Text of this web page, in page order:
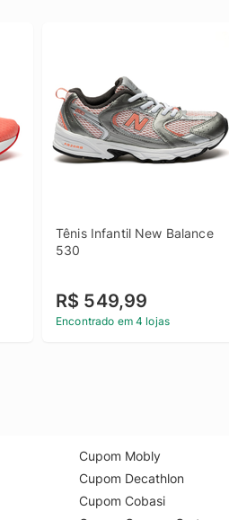
Tênis Infantil New Balance
530
R$ 549,99
Encontrado em 4 lojas
Cupom Mobly
Cupom Decathlon
Cupom Cobasi